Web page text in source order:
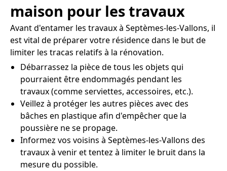
maison pour les travaux
Avant d'entamer les travaux à Septèmes-les-Vallons, il
est vital de préparer votre résidence dans le but de
limiter les tracas relatifs à la rénovation.
Débarrassez la pièce de tous les objets qui
pourraient être endommagés pendant les
travaux (comme serviettes, accessoires, etc.).
Veillez à protéger les autres pièces avec des
bâches en plastique afin d'empêcher que la
poussière ne se propage.
Informez vos voisins à Septèmes-les-Vallons des
travaux à venir et tentez à limiter le bruit dans la
mesure du possible.